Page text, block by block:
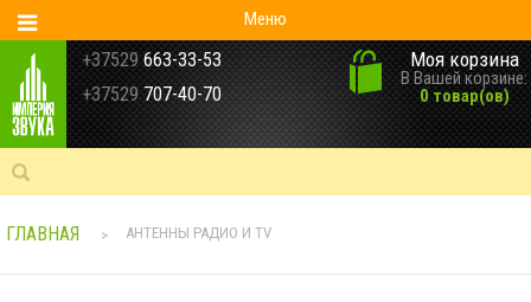
Меню
+37529 663-33-53
+37529 707-40-70
Моя корзина
В Вашей корзине:
0 товар(ов)
ГЛАВНАЯ > АНТЕННЫ РАДИО И TV